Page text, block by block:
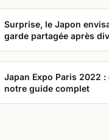
Surprise, le Japon
garde partagée après
Japan Expo Paris 2022
notre guide complet